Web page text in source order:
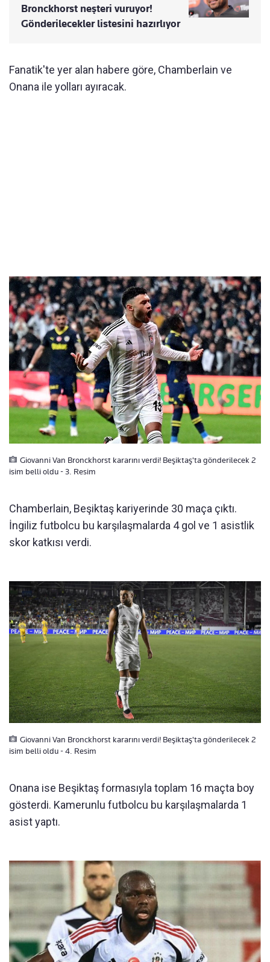
Bronckhorst neşteri vuruyor!
Gönderilecekler listesini hazırlıyor
Fanatik'te yer alan habere göre, Chamberlain ve
Onana ile yolları ayıracak.
Giovanni Van Bronckhorst kararını verdi! Beşiktaş'ta gönderilecek 2
isim belli oldu - 3. Resim
Chamberlain, Beşiktaş kariyerinde 30 maça çıktı.
İngiliz futbolcu bu karşılaşmalarda 4 gol ve 1 asistlik
skor katkısı verdi.
Giovanni Van Bronckhorst kararını verdi! Beşiktaş'ta gönderilecek 2
isim belli oldu - 4. Resim
Onana ise Beşiktaş formasıyla toplam 16 maçta boy
gösterdi. Kamerunlu futbolcu bu karşılaşmalarda 1
asist yaptı.